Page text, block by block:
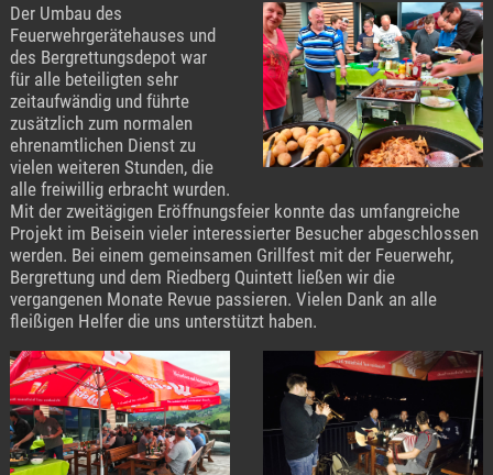
Der Umbau des
Feuerwehrgerätehauses und
des Bergrettungsdepot war
für alle beteiligten sehr
zeitaufwändig und führte
zusätzlich zum normalen
ehrenamtlichen Dienst zu
vielen weiteren Stunden, die
alle freiwillig erbracht wurden.
Mit der zweitägigen Eröffnungsfeier konnte das umfangreiche
Projekt im Beisein vieler interessierter Besucher abgeschlossen
werden. Bei einem gemeinsamen Grillfest mit der Feuerwehr,
Bergrettung und dem Riedberg Quintett ließen wir die
vergangenen Monate Revue passieren. Vielen Dank an alle
fleißigen Helfer die uns unterstützt haben.